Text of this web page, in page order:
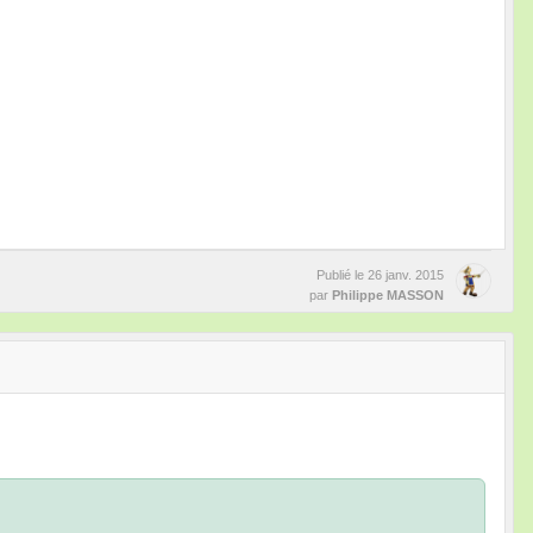
Publié le 26 janv. 2015
par Philippe MASSON